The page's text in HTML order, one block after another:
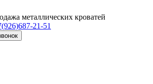
металлических кроватей
21-51